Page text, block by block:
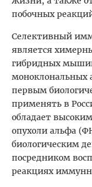
побочных
Селективный
является
гибридных
моноклональных
первым
применять в
обладает
опухоли альфа
биологическим
посредником
реакциях